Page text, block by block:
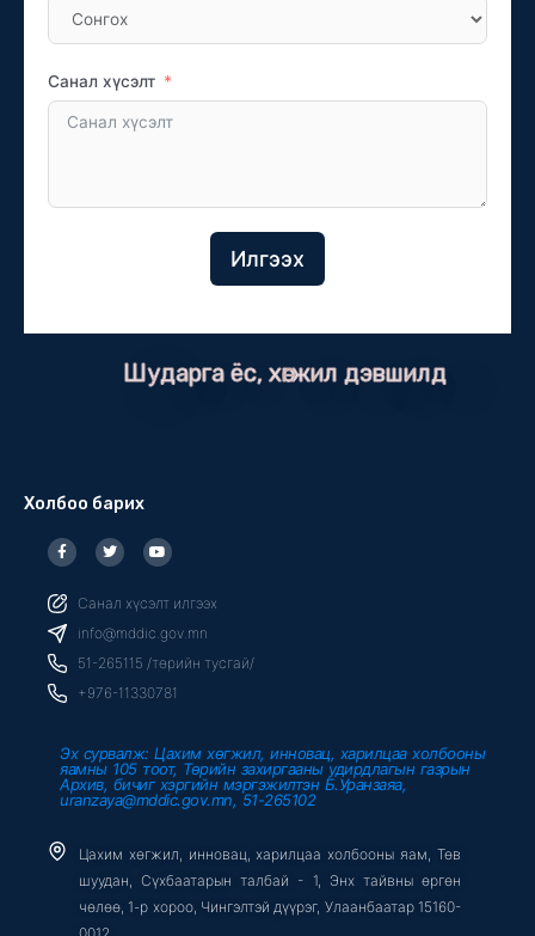
Санал хүсэлт
Илгээх
Шударга ёс, хөгжил дэвшилд
Холбоо барих
F
a
c
b
o
o
k
f
T
w
i
t
r
Y
o
u
u
e
Санал хүсэлт илгээх
info@mddic.gov.mn
51-265115 /төрийн тусгай/
+976-11330781
Эх сурвалж: Цахим хөгжил, инновац, харилцаа холбооны
яамны 105 тоот, Төрийн захиргааны удирдлагын газрын
Архив, бичиг хэргийн мэргэжилтэн Б.Уранзаяа,
uranzaya@mddic.gov.mn, 51-265102
Цахим хөгжил, инновац, харилцаа холбооны яам, Төв
шуудан, Сүхбаатарын талбай - 1, Энх тайвны өргөн
чөлөө, 1-р хороо, Чингэлтэй дүүрэг, Улаанбаатар 15160-